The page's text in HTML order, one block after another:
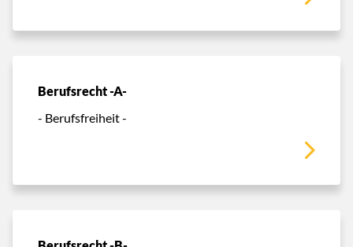
Berufsrecht -A-
- Berufsfreiheit -